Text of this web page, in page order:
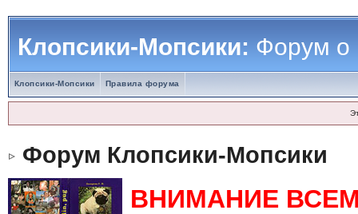
Клопсики-Мопсики:Форум о
Клопсики-Мопсики Правила форума
Форум Клопсики-Мопсики
ВНИМАНИЕ